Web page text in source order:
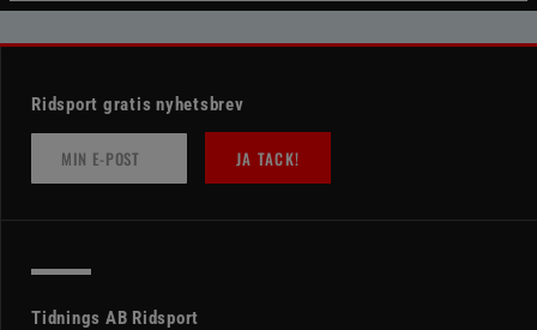
Ridsport gratis nyhetsbrev
JA TACK!
Tidnings AB Ridsport